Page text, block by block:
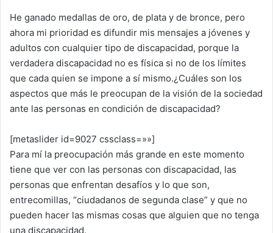
He ganado medallas de oro, de plata y de bronce, pero
ahora mi prioridad es difundir mis mensajes a jóvenes y
adultos con cualquier tipo de discapacidad, porque la
verdadera discapacidad no es física si no de los límites
que cada quien se impone a sí mismo.¿Cuáles son los
aspectos que más le preocupan de la visión de la sociedad
ante las personas en condición de discapacidad?
[metaslider id=9027 cssclass=»»]
Para mí la preocupación más grande en este momento
tiene que ver con las personas con discapacidad, las
personas que enfrentan desafíos y lo que son,
entrecomillas, “ciudadanos de segunda clase” y que no
pueden hacer las mismas cosas que alguien que no tenga
una discapacidad.